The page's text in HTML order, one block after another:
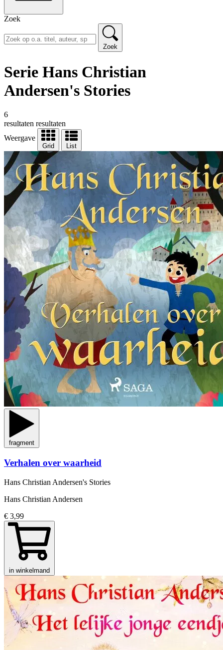
Zoek
Zoek
Serie Hans Christian
Andersen's Stories
6
resultaten resultaten
Weergave
Grid List
fragment
Verhalen over waarheid
Hans Christian Andersen's Stories
Hans Christian Andersen
€ 3,99
in winkelmand